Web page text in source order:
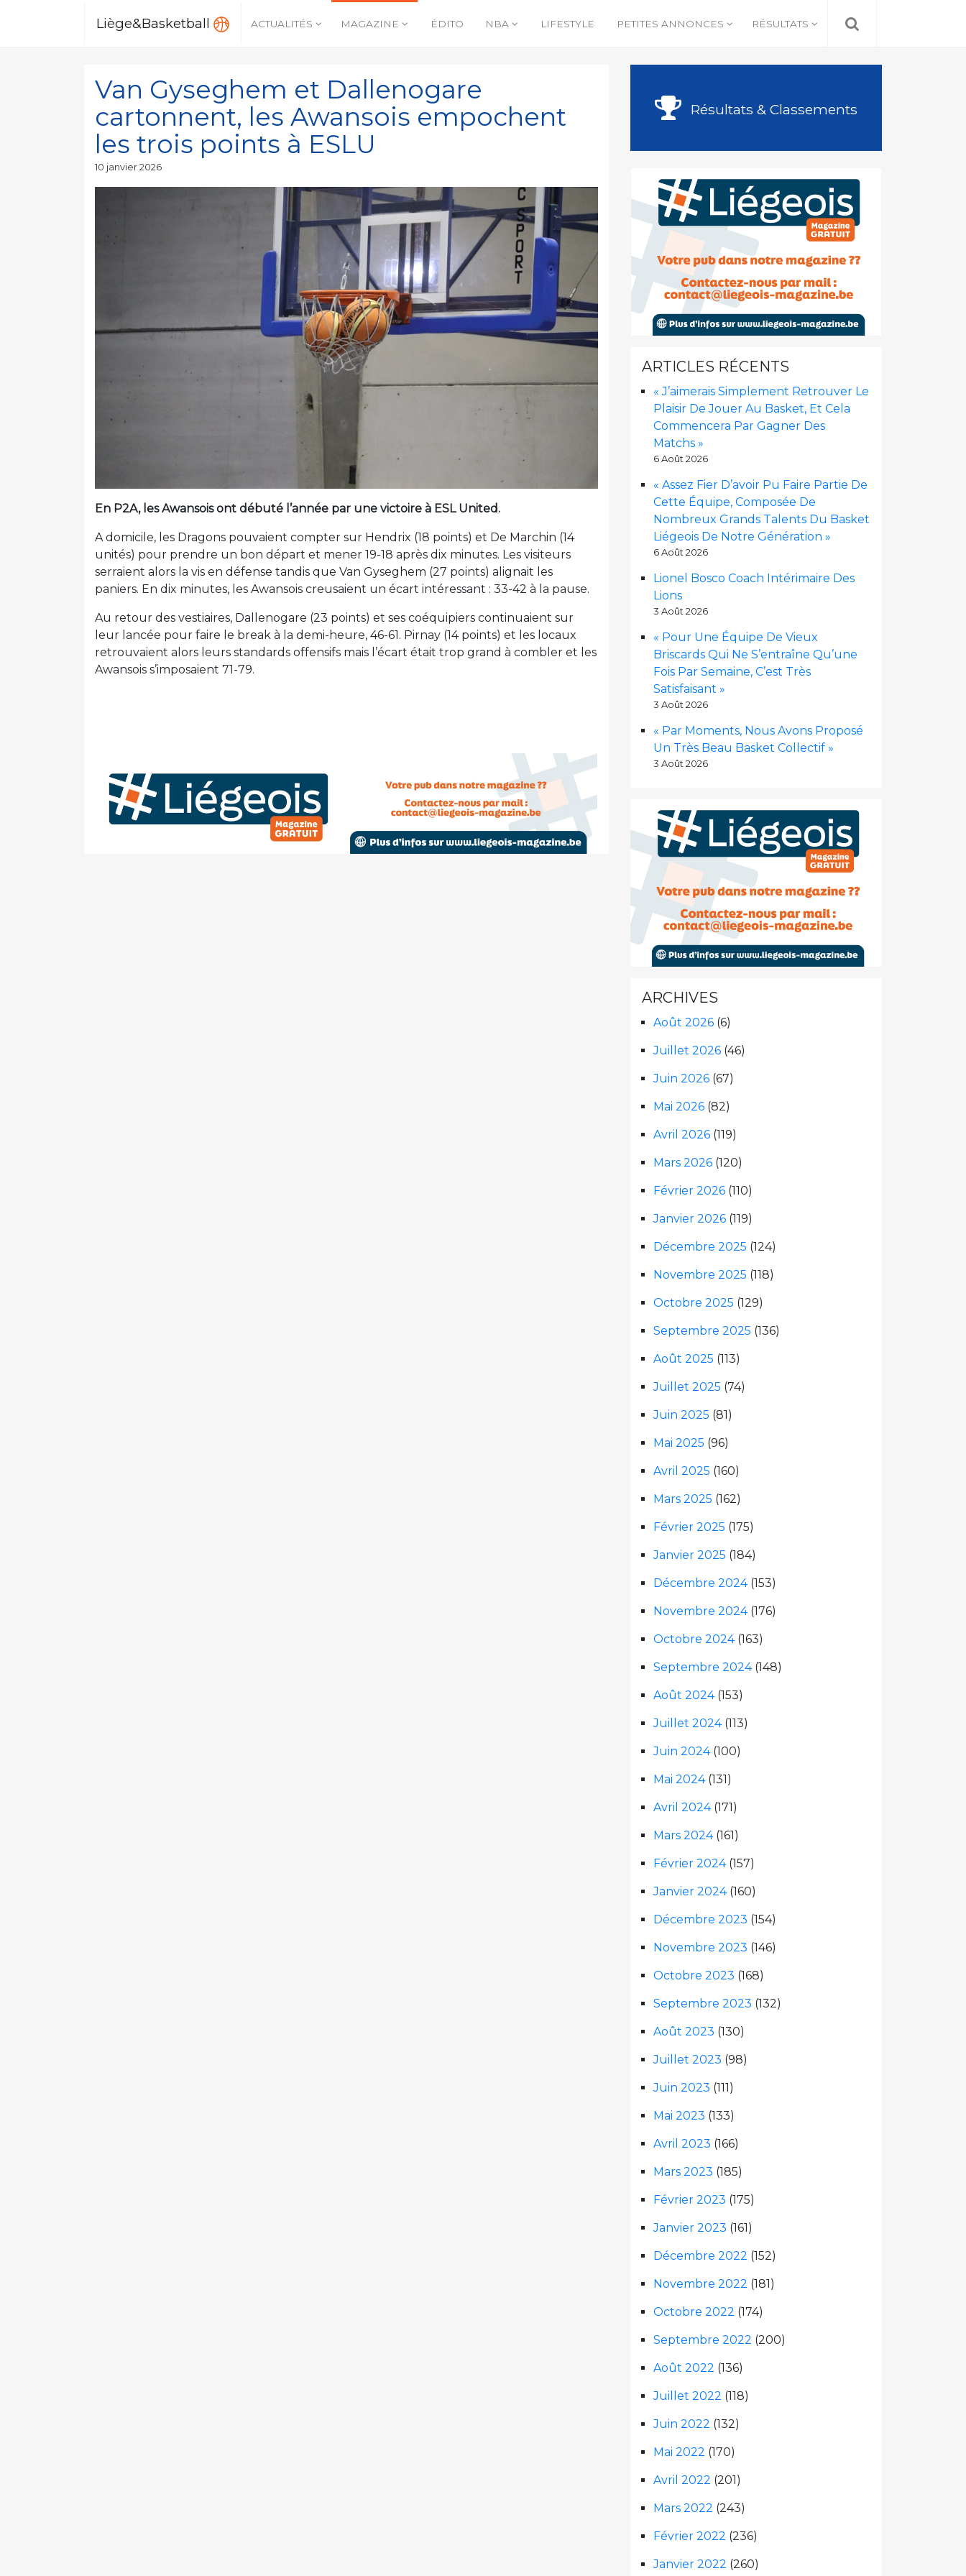
Liège&Basketball ACTUALITÉS MAGAZINE ÉDITO NBA LIFESTYLE PETITES ANNONCES RÉSULTATS
Van Gyseghem et Dallenogare
cartonnent, les Awansois empochent
les trois points à ESLU
Publié
10 janvier 2026
En P2A, les Awansois ont débuté l’année par une victoire à ESL United.
A domicile, les Dragons pouvaient compter sur Hendrix (18 points) et De Marchin (14
unités) pour prendre un bon départ et mener 19-18 après dix minutes. Les visiteurs
serraient alors la vis en défense tandis que Van Gyseghem (27 points) alignait les
paniers. En dix minutes, les Awansois creusaient un écart intéressant : 33-42 à la pause.
Au retour des vestiaires, Dallenogare (23 points) et ses coéquipiers continuaient sur
leur lancée pour faire le break à la demi-heure, 46-61. Pirnay (14 points) et les locaux
retrouvaient alors leurs standards offensifs mais l’écart était trop grand à combler et les
Awansois s’imposaient 71-79.
Résultats & Classements
ARTICLES RÉCENTS
« J’aimerais Simplement Retrouver Le
Plaisir De Jouer Au Basket, Et Cela
Commencera Par Gagner Des
Matchs »
6 Août 2026
« Assez Fier D’avoir Pu Faire Partie De
Cette Équipe, Composée De
Nombreux Grands Talents Du Basket
Liégeois De Notre Génération »
6 Août 2026
Lionel Bosco Coach Intérimaire Des
Lions
3 Août 2026
« Pour Une Équipe De Vieux
Briscards Qui Ne S’entraîne Qu’une
Fois Par Semaine, C’est Très
Satisfaisant »
3 Août 2026
« Par Moments, Nous Avons Proposé
Un Très Beau Basket Collectif »
3 Août 2026
ARCHIVES
Août 2026 (6)
Juillet 2026 (46)
Juin 2026 (67)
Mai 2026 (82)
Avril 2026 (119)
Mars 2026 (120)
Février 2026 (110)
Janvier 2026 (119)
Décembre 2025 (124)
Novembre 2025 (118)
Octobre 2025 (129)
Septembre 2025 (136)
Août 2025 (113)
Juillet 2025 (74)
Juin 2025 (81)
Mai 2025 (96)
Avril 2025 (160)
Mars 2025 (162)
Février 2025 (175)
Janvier 2025 (184)
Décembre 2024(153)
Novembre 2024(176)
Octobre 2024(163)
Septembre 2024(148)
Août 2024(153)
Juillet 2024(113)
Juin 2024(100)
Mai 2024(131)
Avril 2024(171)
Mars 2024(161)
Février 2024(157)
Janvier 2024(160)
Décembre 2023 (154)
Novembre 2023 (146)
Octobre 2023 (168)
Septembre 2023 (132)
Août 2023 (130)
Juillet 2023 (98)
Juin 2023 (111)
Mai 2023 (133)
Avril 2023 (166)
Mars 2023 (185)
Février 2023 (175)
Janvier 2023 (161)
Décembre 2022 (152)
Novembre 2022 (181)
Octobre 2022 (174)
Septembre 2022 (200)
Août 2022 (136)
Juillet 2022 (118)
Juin 2022 (132)
Mai 2022 (170)
Avril 2022 (201)
Mars 2022 (243)
Février 2022 (236)
Janvier 2022 (260)